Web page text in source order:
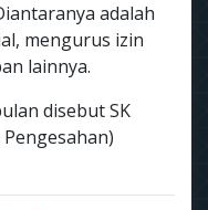
adalah
mengurus izin
lainnya.
disebut SK